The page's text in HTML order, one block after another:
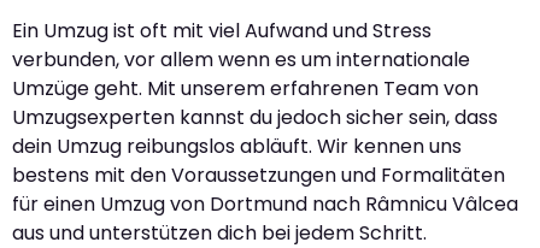
Ein Umzug ist oft mit viel Aufwand und Stress
verbunden, vor allem wenn es um internationale
Umzüge geht. Mit unserem erfahrenen Team von
Umzugsexperten kannst du jedoch sicher sein, dass
dein Umzug reibungslos abläuft. Wir kennen uns
bestens mit den Voraussetzungen und Formalitäten
für einen Umzug von Dortmund nach Râmnicu Vâlcea
aus und unterstützen dich bei jedem Schritt.